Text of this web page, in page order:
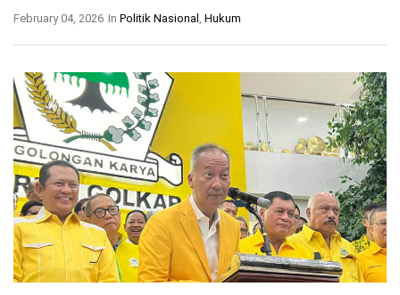
In Politik Nasional Hukum
February 04, 2026